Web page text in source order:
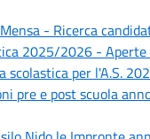
- Ricerca
2025/2026 -
scolastica per l'A.S.
pre e post scuola